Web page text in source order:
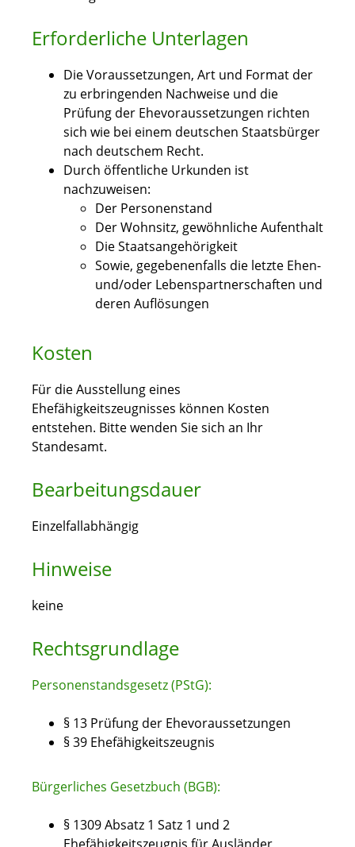
Erforderliche Unterlagen
Die Voraussetzungen, Art und Format der
zu erbringenden Nachweise und die
Prüfung der Ehevoraussetzungen richten
sich wie bei einem deutschen Staatsbürger
nach deutschem Recht.
Durch öffentliche Urkunden ist
nachzuweisen:
Der Personenstand
Der Wohnsitz, gewöhnliche Aufenthalt
Die Staatsangehörigkeit
Sowie, gegebenenfalls die letzte Ehen-
und/oder Lebenspartnerschaften und
deren Auflösungen
Kosten
Für die Ausstellung eines
Ehefähigkeitszeugnisses können Kosten
entstehen. Bitte wenden Sie sich an Ihr
Standesamt.
Bearbeitungsdauer
Einzelfallabhängig
Hinweise
keine
Rechtsgrundlage
Personenstandsgesetz (PStG):
§ 13 Prüfung der Ehevoraussetzungen
§ 39 Ehefähigkeitszeugnis
Bürgerliches Gesetzbuch (BGB):
§ 1309 Absatz 1 Satz 1 und 2